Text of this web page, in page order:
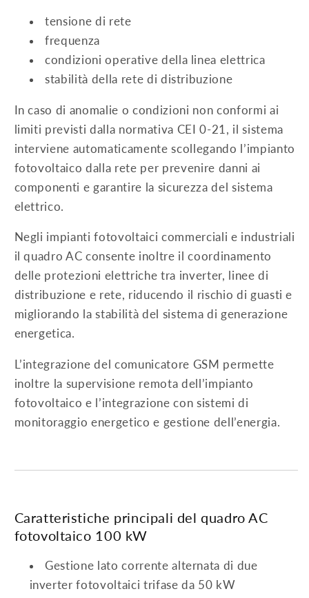
tensione di rete
frequenza
condizioni operative della linea elettrica
stabilità della rete di distribuzione
In caso di anomalie o condizioni non conformi ai
limiti previsti dalla normativa CEI 0-21, il sistema
interviene automaticamente scollegando l’impianto
fotovoltaico dalla rete per prevenire danni ai
componenti e garantire la sicurezza del sistema
elettrico.
Negli impianti fotovoltaici commerciali e industriali
il quadro AC consente inoltre il coordinamento
delle protezioni elettriche tra inverter, linee di
distribuzione e rete, riducendo il rischio di guasti e
migliorando la stabilità del sistema di generazione
energetica.
L’integrazione del comunicatore GSM permette
inoltre la supervisione remota dell’impianto
fotovoltaico e l’integrazione con sistemi di
monitoraggio energetico e gestione dell’energia.
Caratteristiche principali del quadro AC
fotovoltaico 100 kW
Gestione lato corrente alternata di due
inverter fotovoltaici trifase da 50 kW